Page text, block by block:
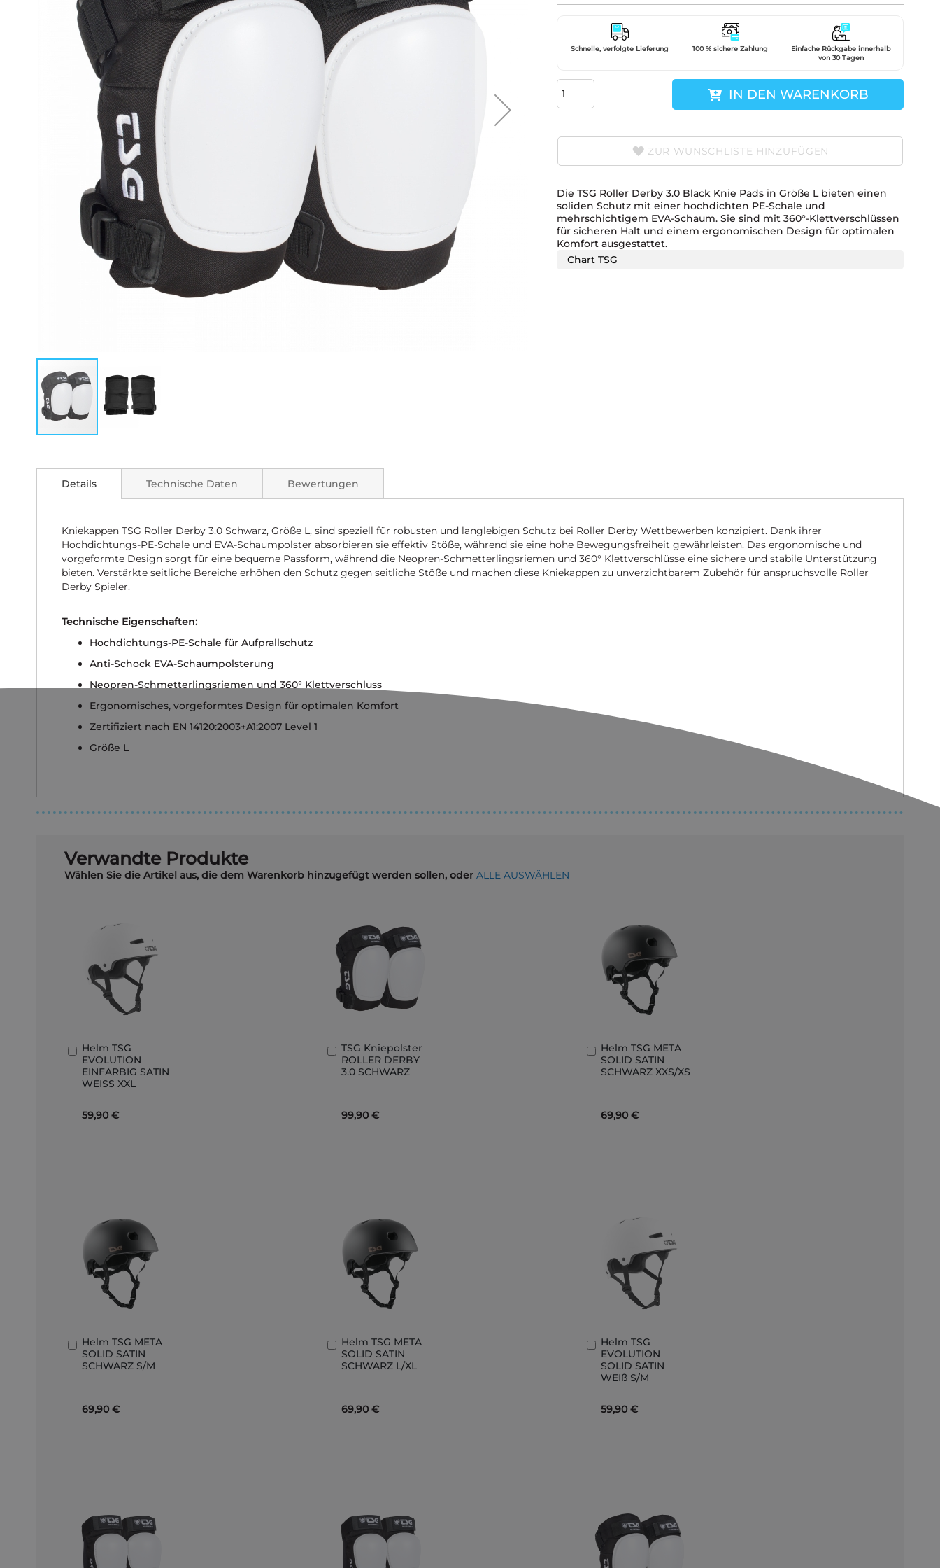
der
Bildgalerie
Schnelle, verfolgte Lieferung 100 % sichere Zahlung
Einfache Rückgabe innerhalb
von 30 Tagen
IN DEN WARENKORB
ZUR WUNSCHLISTE HINZUFÜGEN
Die TSG Roller Derby 3.0 Black Knie Pads in Größe L bieten einen
soliden Schutz mit einer hochdichten PE-Schale und
mehrschichtigem EVA-Schaum. Sie sind mit 360°-Klettverschlüssen
für sicheren Halt und einem ergonomischen Design für optimalen
Komfort ausgestattet.
Chart TSG
Details
Kniekappen TSG Roller Derby 3.0 Schwarz, Größe L, sind speziell für robusten und langlebigen Schutz bei Roller Derby Wettbewerben konzipiert. Dank ihrer
Hochdichtungs-PE-Schale und EVA-Schaumpolster absorbieren sie effektiv Stöße, während sie eine hohe Bewegungsfreiheit gewährleisten. Das ergonomische und
vorgeformte Design sorgt für eine bequeme Passform, während die Neopren-Schmetterlingsriemen und 360° Klettverschlüsse eine sichere und stabile Unterstützung
bieten. Verstärkte seitliche Bereiche erhöhen den Schutz gegen seitliche Stöße und machen diese Kniekappen zu unverzichtbarem Zubehör für anspruchsvolle Roller
Derby Spieler.
Technische Eigenschaften:
Hochdichtungs-PE-Schale für Aufprallschutz
Anti-Schock EVA-Schaumpolsterung
Neopren-Schmetterlingsriemen und 360° Klettverschluss
Ergonomisches, vorgeformtes Design für optimalen Komfort
Zertifiziert nach EN 14120:2003+A1:2007 Level 1
Größe L
Technische Daten Bewertungen
Verwandte Produkte
Wählen Sie die Artikel aus, die dem Warenkorb hinzugefügt werden sollen, oder ALLE AUSWÄHLEN
Helm TSG
EVOLUTION
EINFARBIG SATIN
WEISS XXL
59,90 €
In
den
Warenkorb
TSG Kniepolster
ROLLER DERBY
3.0 SCHWARZ
99,90 €
In
den
Warenkorb
Helm TSG META
SOLID SATIN
SCHWARZ XXS/XS
69,90 €
In
den
Warenkorb
Helm TSG META
SOLID SATIN
SCHWARZ S/M
69,90 €
In
den
Warenkorb
Helm TSG META
SOLID SATIN
SCHWARZ L/XL
69,90 €
In
den
Warenkorb
Helm TSG
EVOLUTION
SOLID SATIN
WEIß S/M
59,90 €
In
den
Warenkorb